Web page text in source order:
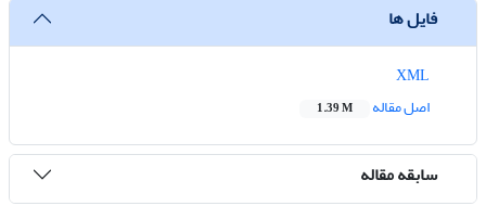
فایل ها
اصل مقاله
1.39 M
سابقه مقاله